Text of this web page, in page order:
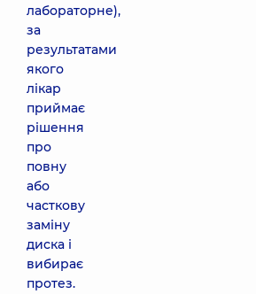
лабораторне),
за
результатами
якого
лікар
приймає
рішення
про
повну
або
часткову
заміну
диска і
вибирає
протез.